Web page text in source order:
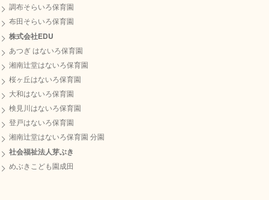
調布そらいろ保育園
布田そらいろ保育園
株式会社EDU
あつぎ はないろ保育園
湘南辻堂はないろ保育園
桜ヶ丘はないろ保育園
大和はないろ保育園
検見川はないろ保育園
登戸はないろ保育園
湘南辻堂はないろ保育園 分園
社会福祉法人芽ぶき
めぶきこども園成田